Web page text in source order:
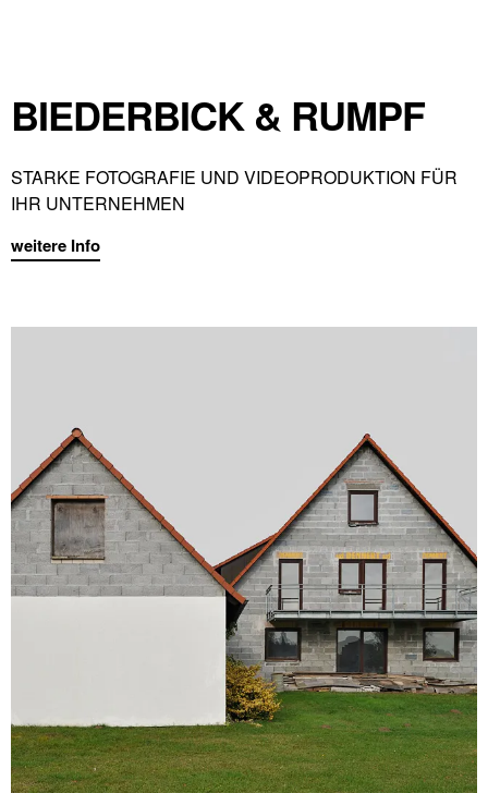
BIEDERBICK & RUMPF
STARKE FOTOGRAFIE UND VIDEOPRODUKTION FÜR
IHR UNTERNEHMEN
weitere Info